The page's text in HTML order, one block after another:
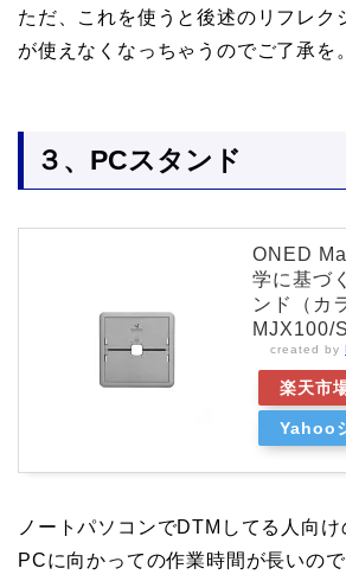
ただ、これを使うと後述のリフレク
が使えなくなっちゃうのでご了承を。
３、PCスタンド
ONED
学に基づ
ンド（カ
MJX100/
created by
楽天市
Yahoo
ノートパソコンでDTMしてる人向け
PCに向かっての作業時間が長いの